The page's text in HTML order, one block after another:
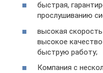
быстрая,
прослушиванию
высокая
высокое
быструю работу;
Компания с